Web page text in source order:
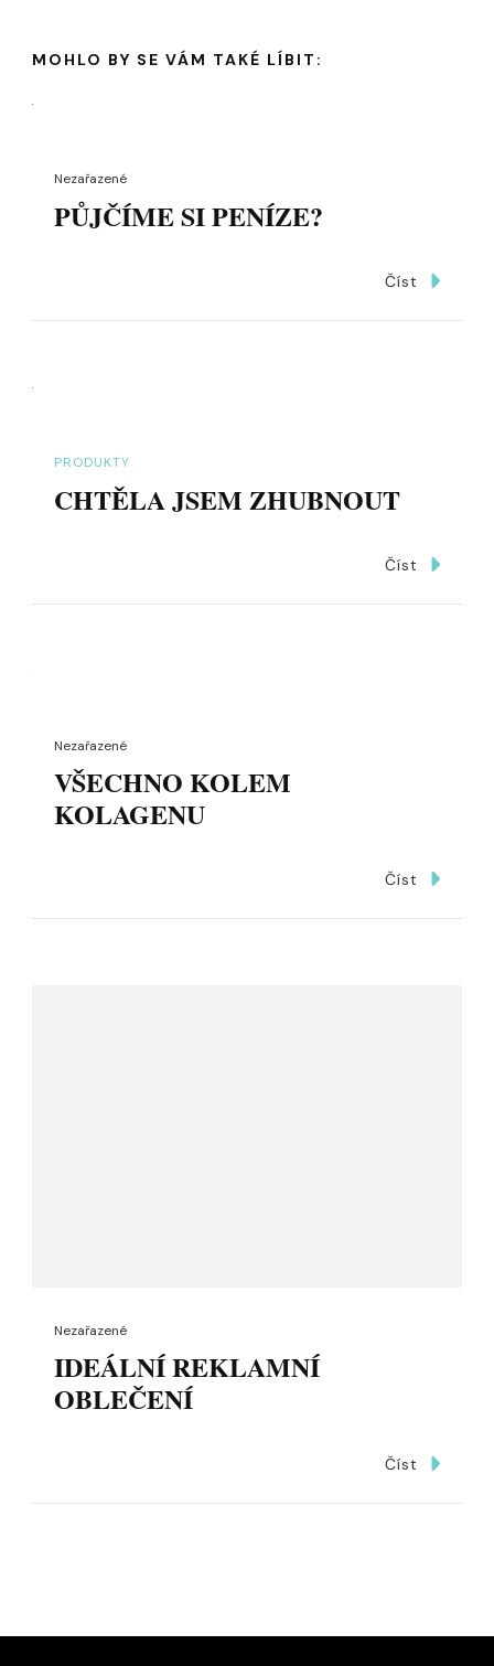
MOHLO BY SE VÁM TAKÉ LÍBIT:
Nezařazené
PŮJČÍME SI PENÍZE?
Číst
PRODUKTY
CHTĚLA JSEM ZHUBNOUT
Číst
Nezařazené
VŠECHNO KOLEM
KOLAGENU
Číst
Nezařazené
IDEÁLNÍ REKLAMNÍ
OBLEČENÍ
Číst